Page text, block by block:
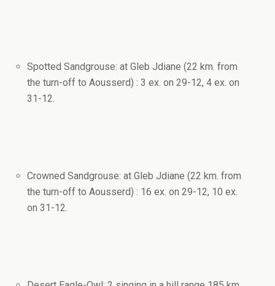
Spotted Sandgrouse: at Gleb Jdiane (22 km. from
the turn-off to Aousserd) : 3 ex. on 29-12, 4 ex. on
31-12.
Crowned Sandgrouse: at Gleb Jdiane (22 km. from
the turn-off to Aousserd) : 16 ex. on 29-12, 10 ex.
on 31-12.